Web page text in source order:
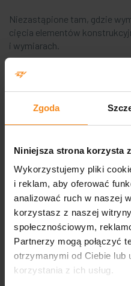
Zgoda
Niniejsza strona korzysta
Wykorzystujemy pliki
i reklam, aby oferować
analizować ruch w naszej
korzystasz z naszej
społecznościowym,
Partnerzy mogą połączyć
otrzymanymi od Ciebie lub
korzystania z ich usług.
Niezastąpione tam, gdzie
cięcia elementów
i wymiarach.
Wytaczarki
Narzędzia niezwykle ważne
o skomplikowanych
Wiertarki
Niezastąpione podczas
są dokładne i powtarzalne
i głębokości.
Tokarki